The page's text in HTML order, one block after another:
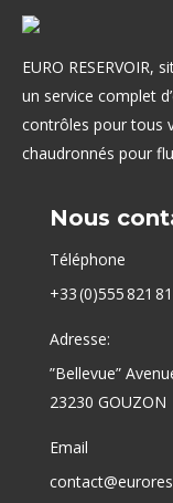
EURO
un service complet
contrôles pour tous
chaudronnés pour
Nous
Téléphone
+33 (0)555 821
Adresse:
”Bellevue”
23230 GOUZON
Email